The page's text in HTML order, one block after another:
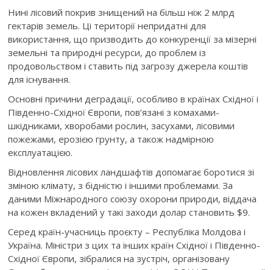
Нині лісовий покрив знищений на більш ніж 2 млрд
гектарів земель. Ці території непридатні для
використання, що призводить до конкуренції за мізерні
земельні та природні ресурси, до проблем із
продовольством і ставить під загрозу джерела коштів
для існування.
Основні причини деградації, особливо в країнах Східної і
Південно-Східної Європи, пов’язані з комахами-
шкідниками, хворобами рослин, засухами, лісовими
пожежами, ерозією грунту, а також надмірною
експлуатацією.
Відновлення лісових ландшафтів допомагає боротися зі
зміною клімату, з бідністю і іншими проблемами. За
даними Міжнародного союзу охорони природи, віддача
на кожен вкладений у такі заходи долар становить $9.
Серед країн-учасниць проєкту – Республіка Молдова і
Україна. Міністри з цих та інших країн Східної і Південно-
Східної Європи, зібралися на зустріч, організовану